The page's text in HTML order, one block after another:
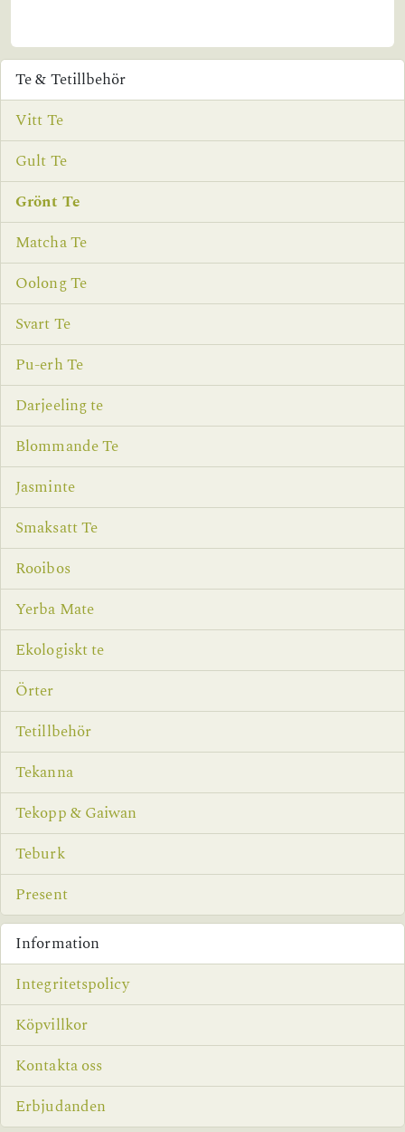
Te & Tetillbehör
Vitt Te
Gult Te
Grönt Te
Matcha Te
Oolong Te
Svart Te
Pu-erh Te
Darjeeling te
Blommande Te
Jasminte
Smaksatt Te
Rooibos
Yerba Mate
Ekologiskt te
Örter
Tetillbehör
Tekanna
Tekopp & Gaiwan
Teburk
Present
Information
Integritetspolicy
Köpvillkor
Kontakta oss
Erbjudanden